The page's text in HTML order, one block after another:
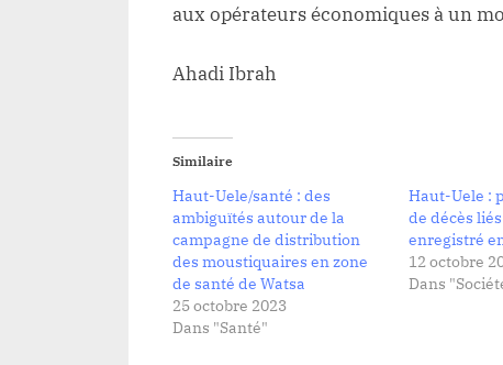
aux opérateurs économiques à un
Ahadi Ibrah
Similaire
Haut-Uele/santé : des
ambiguïtés autour de la
campagne de distribution
des moustiquaires en zone
de santé de Watsa
25 octobre 2023
Dans "Santé"
Haut-Uele :
de décès
enregistré
12 octobre
Dans